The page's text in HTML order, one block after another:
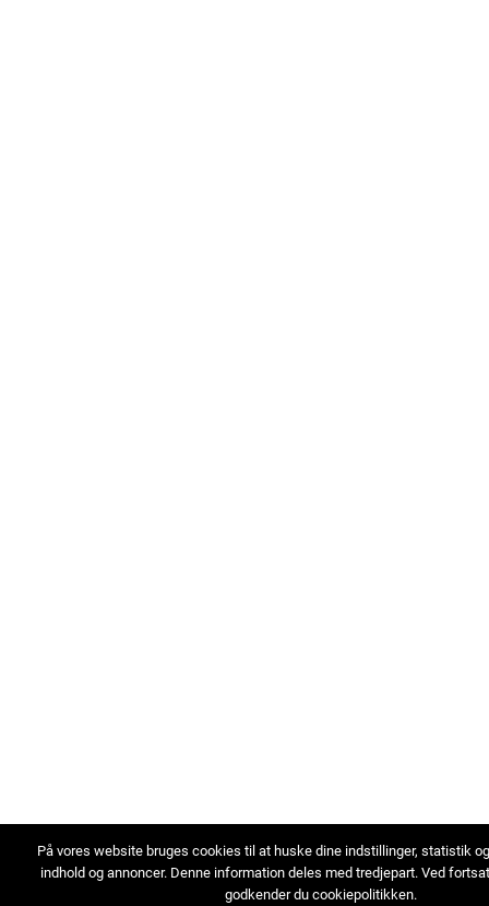
På vores website bruges cookies til at huske dine indstillinger, statistik
indhold og annoncer. Denne information deles med tredjepart. Ved
godkender du cookiepolitikken.